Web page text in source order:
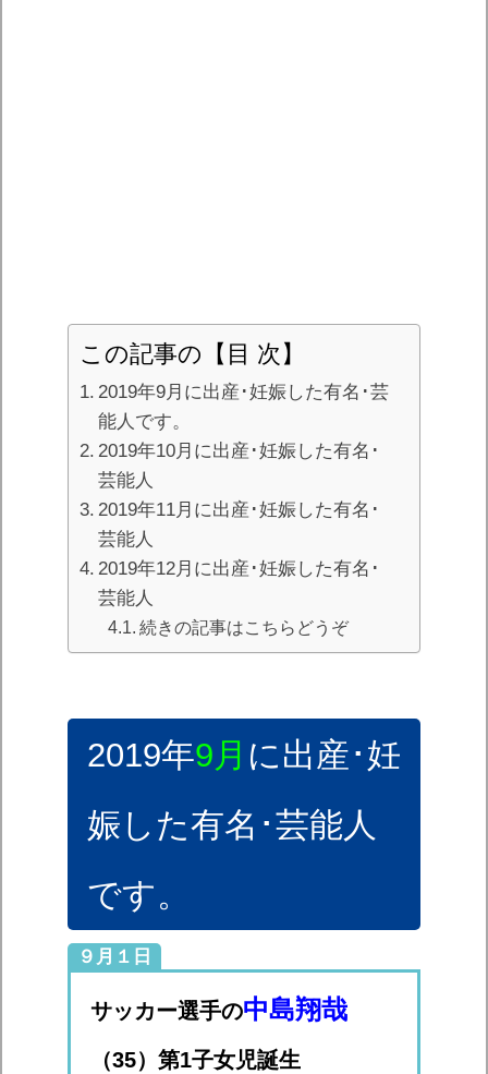
この記事の【目 次】
2019年9月に出産･妊娠した有名･芸
能人です。
2019年10月に出産･妊娠した有名･
芸能人
2019年11月に出産･妊娠した有名･
芸能人
2019年12月に出産･妊娠した有名･
芸能人
続きの記事はこちらどうぞ
2019年9 月 に出産･妊
娠した有名･芸能人
です。
９月１日
サッカー選手の中島翔哉
（35）第1子女児誕生